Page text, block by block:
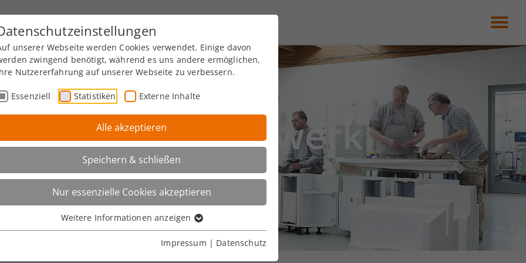
unserer Webseite werden Cookies verwendet. Einige davon
zwingend benötigt, während es uns andere ermöglichen,
Nutzererfahrung auf unserer Webseite zu verbessern.
Essenziell Statistiken Externe Inhalte
Alle akzeptieren
Speichern & schließen
Nur essenzielle Cookies akzeptieren
Weitere Informationen anzeigen
Impressum | Datenschutz
DREI BEREICHE - 50 KÖPFE
Raum + Handwerk
MEET THE TEAM